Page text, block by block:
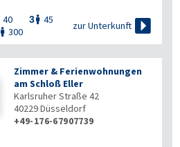
40 3 45
 300
zur Unterkunft 
Zimmer & Ferienwohnungen
am Schloß Eller
Karlsruher Straße 42
40229Düsseldorf
+49-176-67907739